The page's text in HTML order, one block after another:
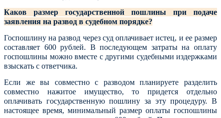
Каков размер государственной пошлины при подаче
заявления на развод в судебном порядке?
Госпошлину на развод через суд оплачивает истец, и ее размер
составляет 600 рублей. В последующем затраты на оплату
госпошлины можно вместе с другими судебными издержками
взыскать с ответчика.
Если же вы совместно с разводом планируете разделить
совместно нажитое имущество, то придется отдельно
оплачивать государственную пошлину за эту процедуру. В
настоящее время, минимальный размер оплаты госпошлины